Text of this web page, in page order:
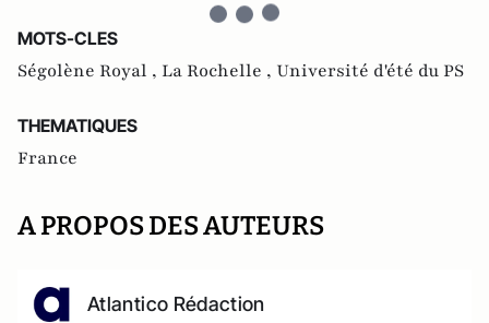
MOTS-CLES
Ségolène Royal , La Rochelle , Université d'été du PS
THEMATIQUES
France
A PROPOS DES AUTEURS
Atlantico Rédaction